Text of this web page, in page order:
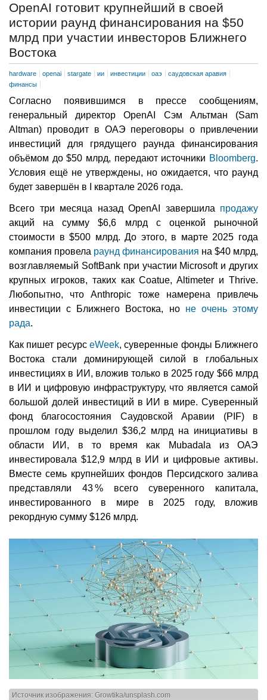
OpenAI готовит крупнейший в своей
истории раунд финансирования на $50
млрд при участии инвесторов Ближнего
Востока
hardware openai stargate ии инвестиции оаэ
саудовская аравия
финансы
Согласно появившимся в прессе сообщениям,
генеральный директор OpenAI Сэм Альтман (Sam
Altman) проводит в ОАЭ переговоры о привлечении
инвестиций для грядущего раунда финансирования
объёмом до $50 млрд, передают источники Bloomberg.
Условия ещё не утверждены, но ожидается, что раунд
будет завершён в I квартале 2026 года.
Всего три месяца назад OpenAI завершила продажу
акций на сумму $6,6 млрд с оценкой рыночной
стоимости в $500 млрд. До этого, в марте 2025 года
компания провела раунд финансирования на $40 млрд,
возглавляемый SoftBank при участии Microsoft и других
крупных игроков, таких как Coatue, Altimeter и Thrive.
Любопытно, что Anthropic тоже намерена привлечь
инвестиции с Ближнего Востока, но не очень этому
рада.
Как пишет ресурс eWeek, суверенные фонды Ближнего
Востока стали доминирующей силой в глобальных
инвестициях в ИИ, вложив только в 2025 году $66 млрд
в ИИ и цифровую инфраструктуру, что является самой
большой долей инвестиций в ИИ в мире. Суверенный
фонд благосостояния Саудовской Аравии (PIF) в
прошлом году выделил $36,2 млрд на инициативы в
области ИИ, в то время как Mubadala из ОАЭ
инвестировала $12,9 млрд в ИИ и цифровые активы.
Вместе семь крупнейших фондов Персидского залива
представляли 43 % всего суверенного капитала,
инвестированного в мире в 2025 году, вложив
рекордную сумму $126 млрд.
Источник изображения: Growtika/unsplash.com